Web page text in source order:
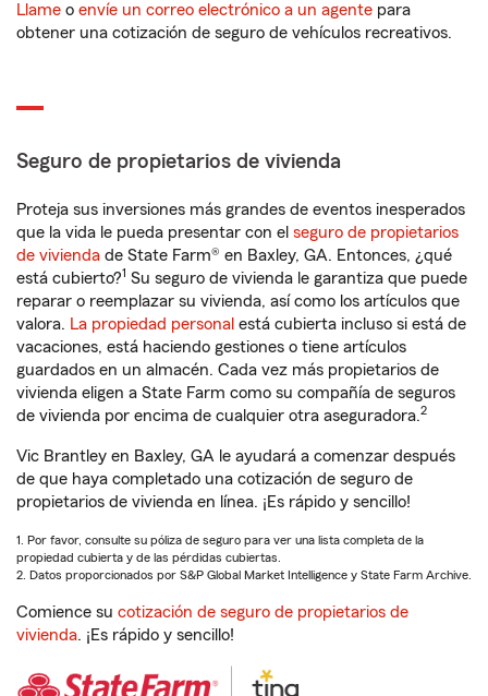
Llame o envíe un correo electrónico a un agente para
obtener una cotización de seguro de vehículos recreativos.
Seguro de propietarios de vivienda
Proteja sus inversiones más grandes de eventos inesperados
que la vida le pueda presentar con el seguro de propietarios
de vivienda de State Farm® en Baxley, GA. Entonces, ¿qué
está cubierto?1 Su seguro de vivienda le garantiza que puede
reparar o reemplazar su vivienda, así como los artículos que
valora. La propiedad personal está cubierta incluso si está de
vacaciones, está haciendo gestiones o tiene artículos
guardados en un almacén. Cada vez más propietarios de
vivienda eligen a State Farm como su compañía de seguros
de vivienda por encima de cualquier otra aseguradora.2
Vic Brantley en Baxley, GA le ayudará a comenzar después
de que haya completado una cotización de seguro de
propietarios de vivienda en línea. ¡Es rápido y sencillo!
1. Por favor, consulte su póliza de seguro para ver una lista completa de la
propiedad cubierta y de las pérdidas cubiertas.
2. Datos proporcionados por S&P Global Market Intelligence y State Farm Archive.
Comience su cotización de seguro de propietarios de
vivienda. ¡Es rápido y sencillo!